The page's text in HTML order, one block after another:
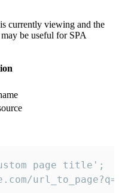
currently viewing and the
be useful for SPA
page title';